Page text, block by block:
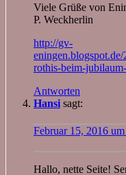
Viele Grüße von
P. Weckherlin
http://gv-
rothis-beim-
Antworten
Hansi sagt:
Februar 15, 2016
Hallo, nette Seite!